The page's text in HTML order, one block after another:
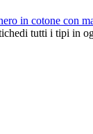
in cotone con
tutti i tipi in